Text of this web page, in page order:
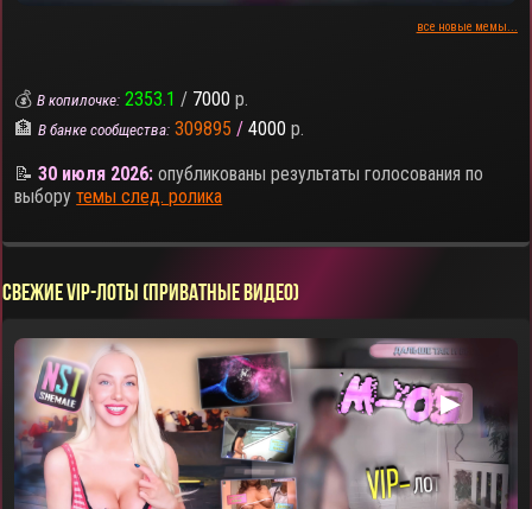
все новые мемы...
💰В копилочке: 2353.1 / 7000 р.
🏦В банке сообщества: 309895 / 4000 р.
📝30 июля 2026: опубликованы результаты голосования по
выборутемы след. ролика
СВЕЖИЕ VIP-ЛОТЫ (ПРИВАТНЫЕ ВИДЕО)
▶